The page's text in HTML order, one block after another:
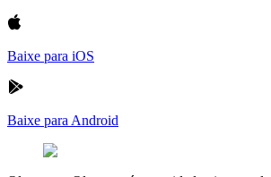
Baixe para iOS
Baixe para Android